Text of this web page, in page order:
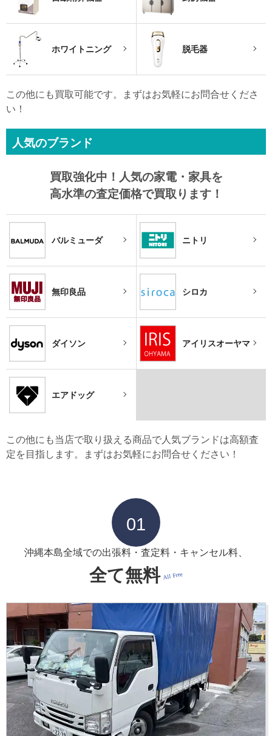
ホワイトニング 脱毛器
この他にも買取可能です。まずはお気軽にお問合せくださ
い！
人気のブランド
買取強化中！ 人気の家電・家具を
高水準の査定価格で買取ります！
バルミューダ ニトリ
無印良品 シロカ
ダイソン アイリスオーヤマ
エアドッグ
この他にも当店で取り扱える商品で人気ブランドは高額査
定を目指します。まずはお気軽にお問合せください！
01
沖縄本島全域での出張料・ 査定料・キャンセル料、
全て無料 All Free